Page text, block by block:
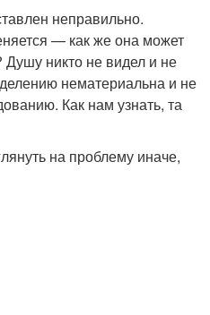
неправильно.
— как же она может
Душу никто не видел и не
нематериальна и не
Как нам узнать, та
на проблему иначе,